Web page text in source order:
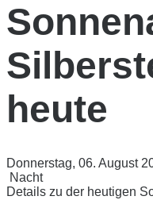
heute
Donnerstag, 06. August
Nacht
Details zu der heutigen